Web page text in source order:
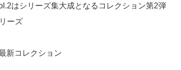
はシリーズ集大成となるコレクション第2弾
ーズ
新コレクション